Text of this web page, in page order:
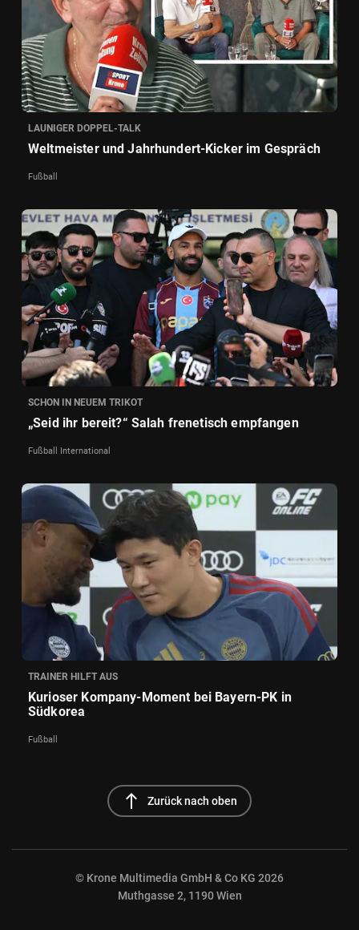
LAUNIGER DOPPEL-TALK
Weltmeister und Jahrhundert-Kicker im Gespräch
Fußball
SCHON IN NEUEM TRIKOT
„Seid ihr bereit?“ Salah frenetisch empfangen
Fußball International
TRAINER HILFT AUS
Kurioser Kompany-Moment bei Bayern-PK in
Südkorea
Fußball
north Zurück nach oben
© Krone Multimedia GmbH & Co KG 2026
Muthgasse 2, 1190 Wien